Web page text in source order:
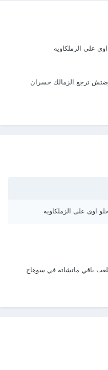
على الزملكاويه
ترجع الزمالك خسران
على الزملكاويه
باقي ماتشاته في سوهاج